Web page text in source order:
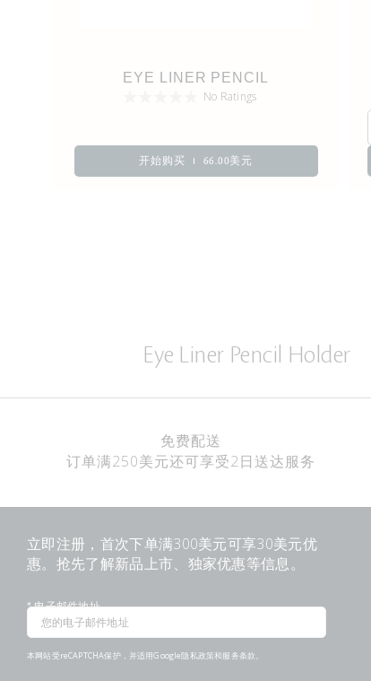
EYE LINER PENCIL
No Ratings
开始购买 66.00美元
Eye Liner Pencil Holder
免费配送
订单满250美元还可享受2日送达服务
立即注册，首次下单满300美元可享30美元优
惠。抢先了解新品上市、独家优惠等信息。
*电子邮件地址
本网站受reCAPTCHA保护，并适用Google隐私政策和服务条款。